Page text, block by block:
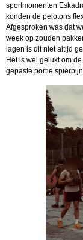
sportmomenten
konden de pelotons
Afgesproken was dat
week op zouden
lagen is dit niet altijd
Het is wel gelukt om
gepaste portie